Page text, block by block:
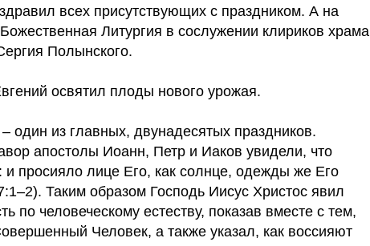
всех присутствующих с праздником. А на
Литургия в сослужении клириков храма
Полынского.
освятил плоды нового урожая.
один из главных, двунадесятых праздников.
апостолы Иоанн, Петр и Иаков увидели, что
просияло лице Его, как солнце, одежды же Его
Таким образом Господь Иисус Христос явил
по человеческому естеству, показав вместе с тем,
Человек, а также указал, как воссияют